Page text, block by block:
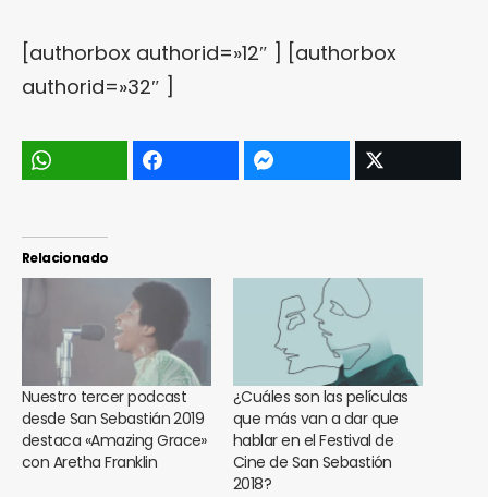
[authorbox authorid=»12″ ] [authorbox
authorid=»32″ ]
Relacionado
Nuestro tercer podcast
desde San Sebastián 2019
destaca «Amazing Grace»
con Aretha Franklin
¿Cuáles son las películas
que más van a dar que
hablar en el Festival de
Cine de San Sebastión
2018?